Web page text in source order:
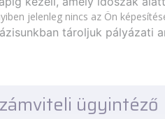
jelenleg nincs az Ön
tároljuk pályázati
ügyintéző